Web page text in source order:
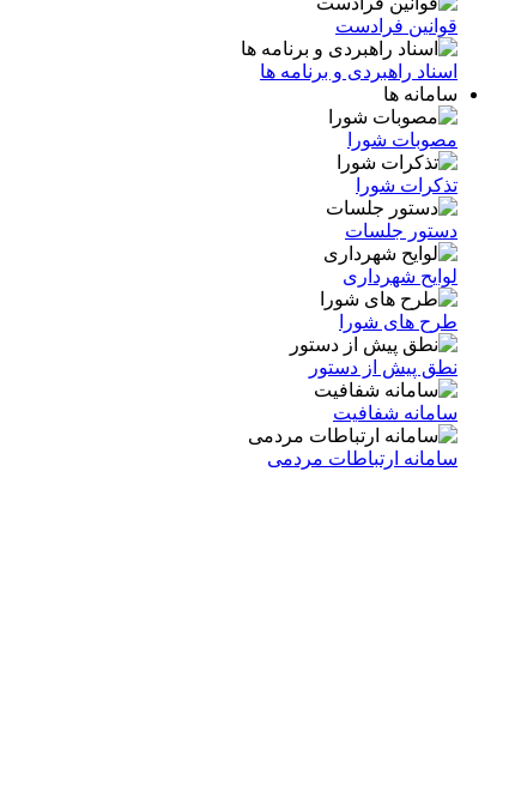
قوانین فرادست
اسناد راهبردی و برنامه ها
سامانه ها
مصوبات شورا
تذکرات شورا
دستور جلسات
لوایح شهرداری
طرح های شورا
نطق پیش از دستور
سامانه شفافیت
سامانه ارتباطات مردمی